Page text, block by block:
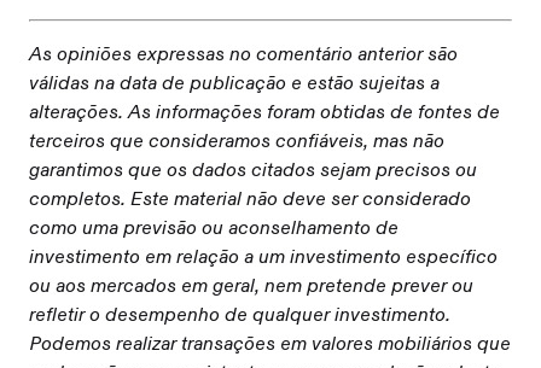
As opiniões expressas no comentário anterior são
válidas na data de publicação e estão sujeitas a
alterações. As informações foram obtidas de fontes de
terceiros que consideramos confiáveis, mas não
garantimos que os dados citados sejam precisos ou
completos. Este material não deve ser considerado
como uma previsão ou aconselhamento de
investimento em relação a um investimento específico
ou aos mercados em geral, nem pretende prever ou
refletir o desempenho de qualquer investimento.
Podemos realizar transações em valores mobiliários que